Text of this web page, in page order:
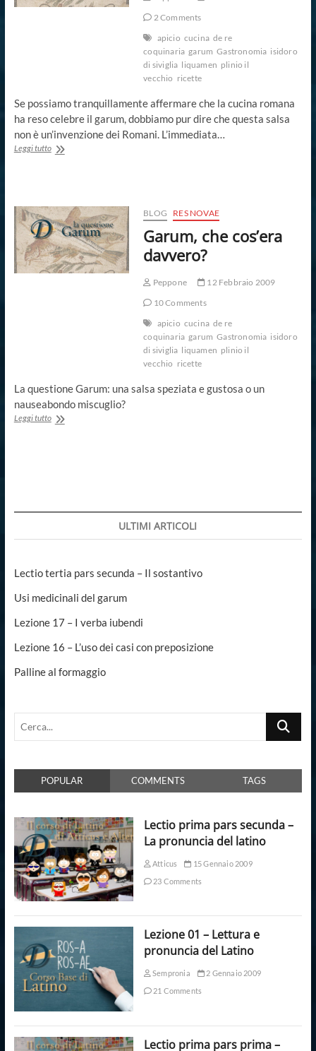
2 Comments
apicio cucina de re
coquinaria garum Gastronomia isidoro
di siviglia liquamen plinio il
vecchio ricette
Se possiamo tranquillamente affermare che la cucina romana
ha reso celebre il garum, dobbiamo pur dire che questa salsa
non è un’invenzione dei Romani. L’immediata…
Leggi tuttoAlle
BLOG RES NOVAE
Garum, che cos’era
davvero?
Peppone
12 Febbraio 2009
10 Comments
apicio cucina de re
coquinaria garum Gastronomia isidoro
di siviglia liquamen plinio il
vecchio ricette
La questione Garum: una salsa speziata e gustosa o un
nauseabondo miscuglio?
Leggi tuttoGarum,
ULTIMI ARTICOLI
Lectio tertia pars secunda – Il sostantivo
Usi medicinali del garum
Lezione 17 – I verba iubendi
Lezione 16 – L’uso dei casi con preposizione
Palline al formaggio
Cerca...
POPULAR COMMENTS TAGS
Lectio prima pars secunda –
La pronuncia del latino
Atticus
15 Gennaio 2009
23 Comments
Lezione 01 – Lettura e
pronuncia del Latino
Sempronia
2 Gennaio 2009
21 Comments
Lectio prima pars prima –